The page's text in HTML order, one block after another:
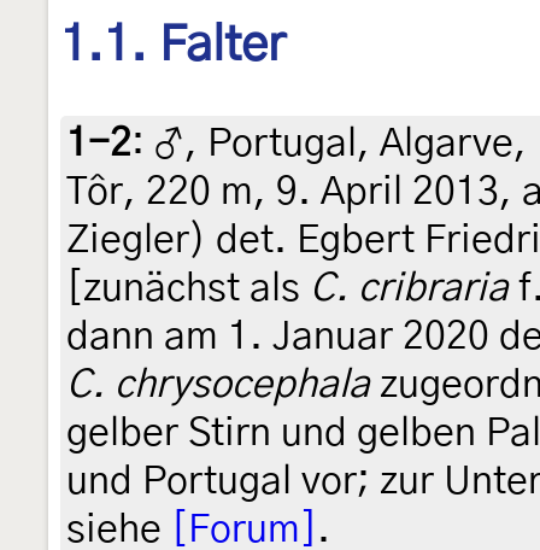
1.1. Falter
1-2: ♂, Portugal, Algarve,
Tôr, 220 m, 9. April 2013,
Ziegler) det. Egbert
[zunächst als C. cribraria
dann am 1. Januar 2020
C. chrysocephala
gelber Stirn und gelben
und Portugal vor; zur
siehe
[Forum] .